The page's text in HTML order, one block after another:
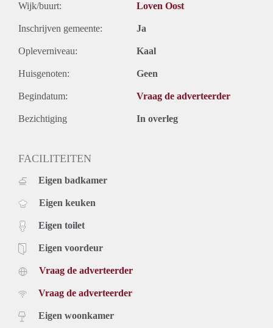
Wijk/buurt: Loven Oost
Inschrijven gemeente: Ja
Opleverniveau: Kaal
Huisgenoten: Geen
Begindatum: Vraag de adverteerder
Bezichtiging In overleg
FACILITEITEN
Eigen badkamer
Eigen keuken
Eigen toilet
Eigen voordeur
Vraag de adverteerder
Vraag de adverteerder
Eigen woonkamer